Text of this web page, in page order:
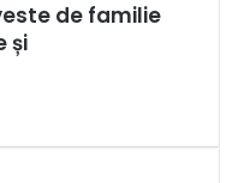
de familie
și